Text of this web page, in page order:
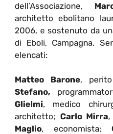
dell’Associazione,
architetto ebolitano
2006, e sostenuto da
di Eboli, Campagna,
elencati:
Matteo Barone,
Stefano,
Glielmi, medico
architetto; Carlo Mirra,
Maglio, economista;